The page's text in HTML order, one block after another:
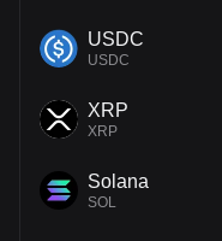
USDC
USDC
XRP
XRP
Solana
SOL